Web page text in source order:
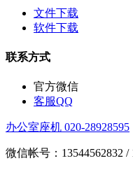
文件下载
软件下载
联系方式
官方微信
客服QQ
办公室座机 020-28928595
微信帐号：13544562832 /